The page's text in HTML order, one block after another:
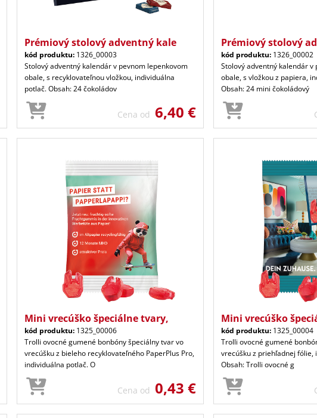
Prémiový stolový adventný kale
kód produktu: 1326_00003
Stolový adventný kalendár v pevnom lepenkovom
obale, s recyklovateľnou vložkou, individuálna
potlač. Obsah: 24 čokoládov
Cena od 6,40 €
Prémiový stolový
kód produktu: 1326_00002
Stolový adventný kalendár
obale, s vložkou z papiera,
Obsah: 24 mini čokoládový
Mini vrecúško špeciálne tvary,
kód produktu: 1325_00006
Trolli ovocné gumené bonbóny špeciálny tvar vo
vrecúšku z bieleho recyklovateľného PaperPlus Pro,
individuálna potlač. O
Cena od 0,43 €
Mini vrecúško
kód produktu: 1325_00004
Trolli ovocné gumené
vrecúšku z priehľadnej fólie,
Obsah: Trolli ovocné g